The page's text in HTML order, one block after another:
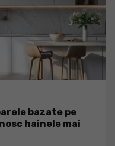
bazate pe
hainele mai